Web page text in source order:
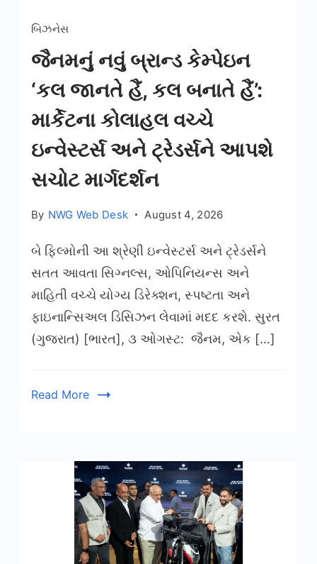
બિઝનેસ
જૈનમનું નવું બ્રાન્ડ કેમ્પેઇન
‘કલ જાનતે હૈં, કલ બનાતે હૈં’:
માર્કેટના કોલાહલ વચ્ચે
ઇન્વેસ્ટર્સ અને ટ્રેડર્સને આપશે
સચોટ માર્ગદર્શન
By NWG Web Desk August 4, 2026
બે ફિલ્મોની આ શ્રેણી ઇન્વેસ્ટર્સ અને ટ્રેડર્સને
સતત આવતા સિગ્નલ્સ, ઓપિનિયન્સ અને
માહિતી વચ્ચે યોગ્ય ડિરેક્શન, સ્પષ્ટતા અને
ફાઇનાન્સિઅલ ડિસિઝન લેવામાં મદદ કરશે. સુરત
(ગુજરાત) [ભારત], ૩ ઓગસ્ટ: જૈનમ, એક […]
Read More